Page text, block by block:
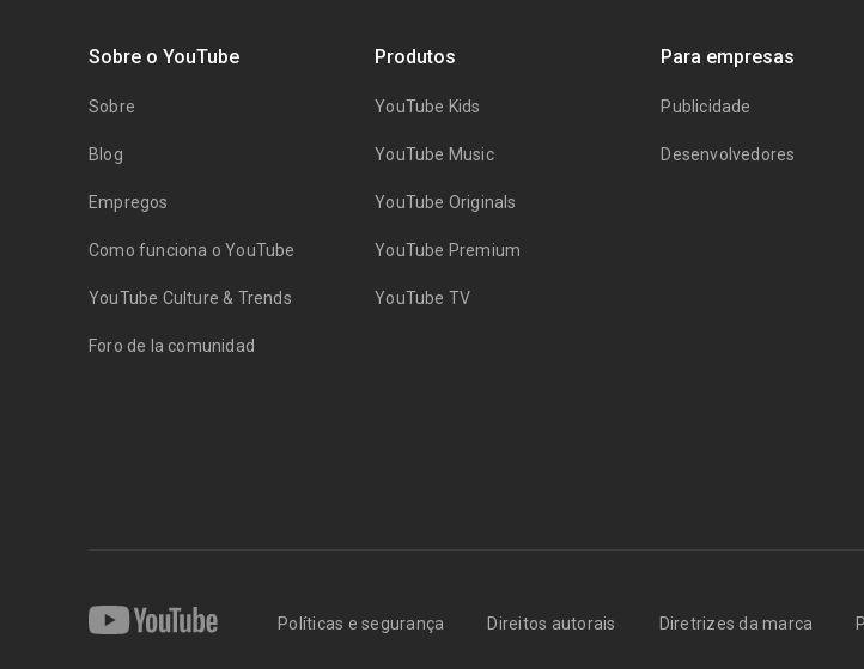
Sobre o YouTube
Sobre
Blog
Empregos
Como funciona o YouTube
YouTube Culture & Trends
Foro de la comunidad
Produtos
YouTube Kids
YouTube Music
YouTube Originals
YouTube Premium
YouTube TV
Para empresas
Publicidade
Desenvolvedores
Políticas e segurança Direitos autorais Diretrizes da marca